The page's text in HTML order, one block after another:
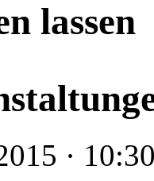
lassen
· 10:30